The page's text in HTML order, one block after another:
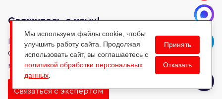
Свяжитесь с нами!
Группа АИП помогает среднему и крупному бизнесу.
Свяжитесь с нашим экспертом, чтобы узнать, как мы
можем помочь вашему бизнесу.
Связаться с экспертом
Мы используем файлы cookie, чтобы
улучшить работу сайта. Продолжая
использовать сайт, вы соглашаетесь с
политикой обработки персональных
данных
Принять
Отказать